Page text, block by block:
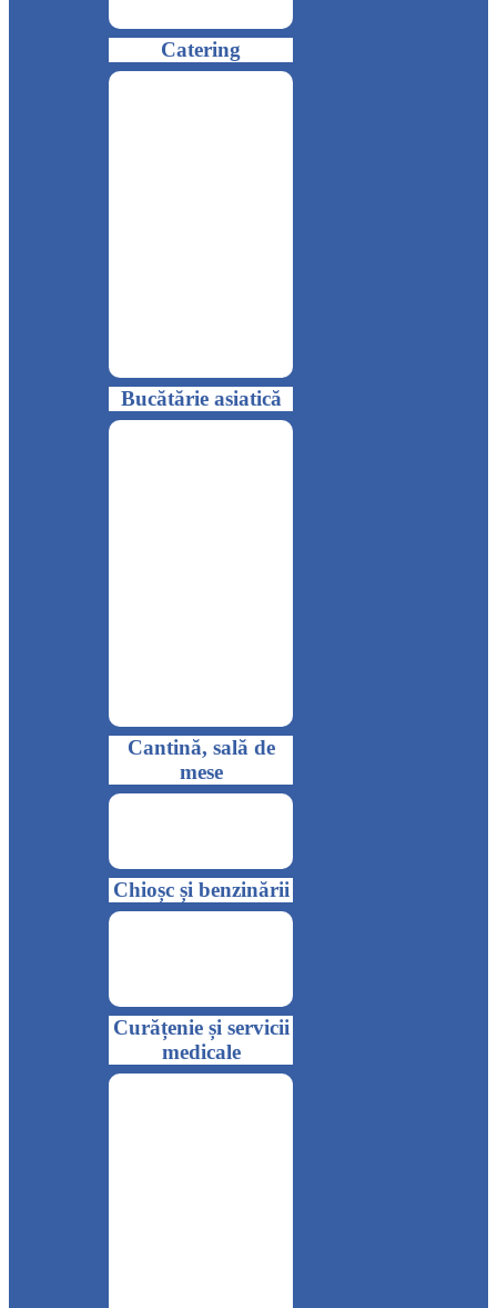
Catering
Bucătărie asiatică
Cantină, sală de
mese
Chioșc și benzinării
Curățenie și servicii
medicale